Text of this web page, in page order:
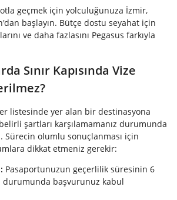
geçmek için yolculuğunuza İzmir,
başlayın. Bütçe dostu seyahat için
ve daha fazlasını Pegasus farkıyla
Sınır Kapısında Vize
listesinde yer alan bir destinasyona
şartları karşılamamanız durumunda
olumlu sonuçlanması için
dikkat etmeniz gerekir:
Pasaportunuzun geçerlilik süresinin 6
durumunda başvurunuz kabul